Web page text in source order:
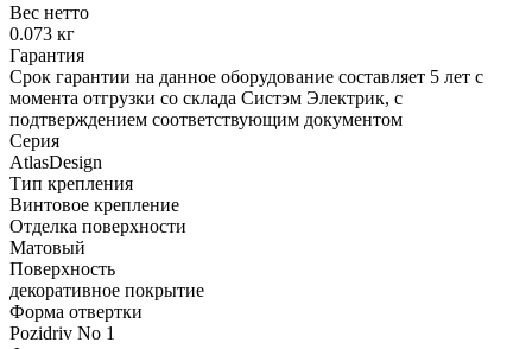
Вес нетто
0.073 кг
Гарантия
Срок гарантии на данное оборудование составляет 5 лет с
момента отгрузки со склада Систэм Электрик, с
подтверждением соответствующим документом
Серия
AtlasDesign
Тип крепления
Винтовое крепление
Отделка поверхности
Матовый
Поверхность
декоративное покрытие
Форма отвертки
Pozidriv No 1